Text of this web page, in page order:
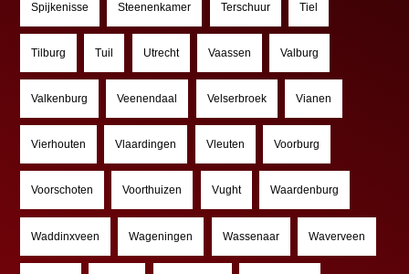
Spijkenisse Steenenkamer Terschuur Tiel
Tilburg Tuil Utrecht Vaassen Valburg
Valkenburg Veenendaal Velserbroek Vianen
Vierhouten Vlaardingen Vleuten Voorburg
Voorschoten Voorthuizen Vught Waardenburg
Waddinxveen Wageningen Wassenaar Waverveen